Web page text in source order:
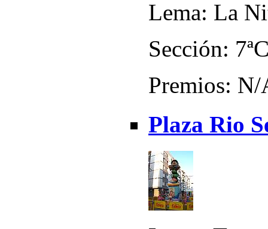
Lema: La
Sección:
Premios: N/
Plaza Rio